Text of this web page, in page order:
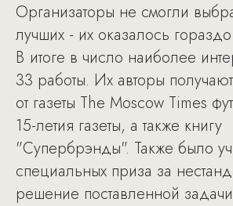
Организаторы не смогли
лучших - их оказалось
В итоге в число наиболее
33 работы. Их авторы
от газеты The Moscow Times
15-летия газеты, а также книгу
"Супербрэнды". Также было
специальных приза за
решение поставленной